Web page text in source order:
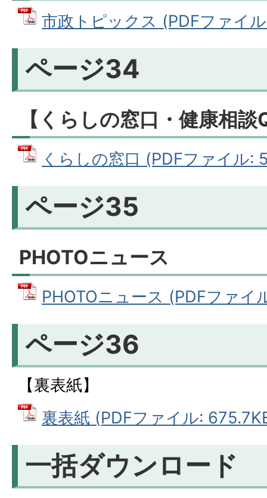
市政トピックス (PDFファイ
ページ34
【くらしの窓口・健康相談
くらしの窓口 (PDFファイル:
ページ35
PHOTOニュース
PHOTOニュース (PDFファイ
ページ36
【裏表紙】
裏表紙 (PDFファイル:
一括ダウンロード